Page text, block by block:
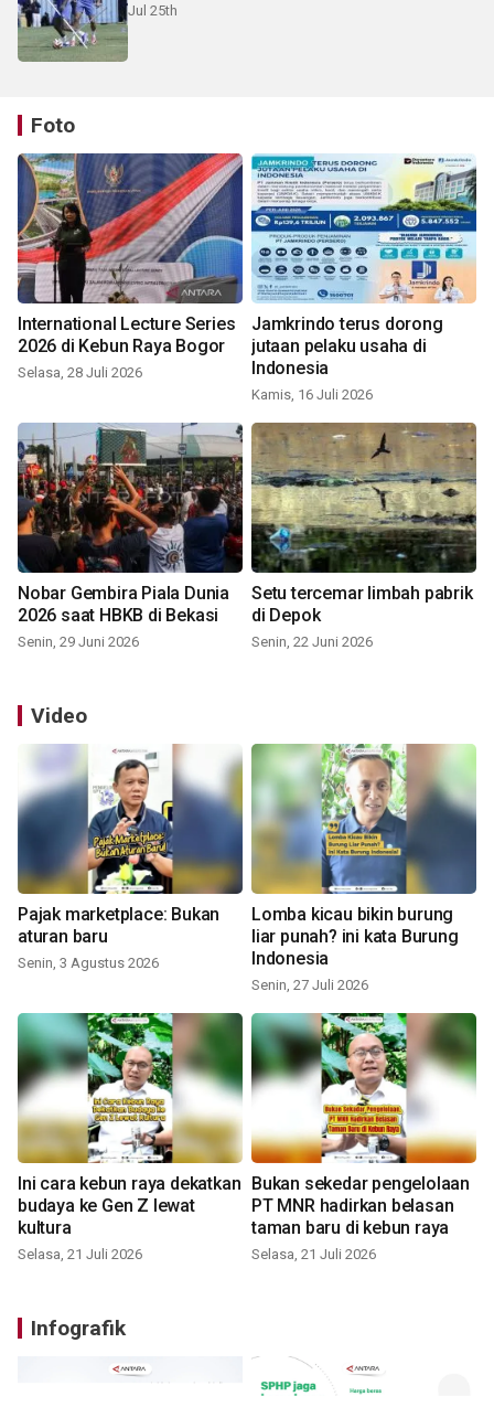
Jul 25th
Foto
International Lecture Series
2026 di Kebun Raya Bogor
Selasa, 28 Juli 2026
Jamkrindo terus dorong
jutaan pelaku usaha di
Indonesia
Kamis, 16 Juli 2026
Nobar Gembira Piala Dunia
2026 saat HBKB di Bekasi
Senin, 29 Juni 2026
Setu tercemar limbah pabrik
di Depok
Senin, 22 Juni 2026
Video
Pajak marketplace: Bukan
aturan baru
Senin, 3 Agustus 2026
Lomba kicau bikin burung
liar punah? ini kata Burung
Indonesia
Senin, 27 Juli 2026
Ini cara kebun raya dekatkan
budaya ke Gen Z lewat
kultura
Selasa, 21 Juli 2026
Bukan sekedar pengelolaan
PT MNR hadirkan belasan
taman baru di kebun raya
Selasa, 21 Juli 2026
Infografik